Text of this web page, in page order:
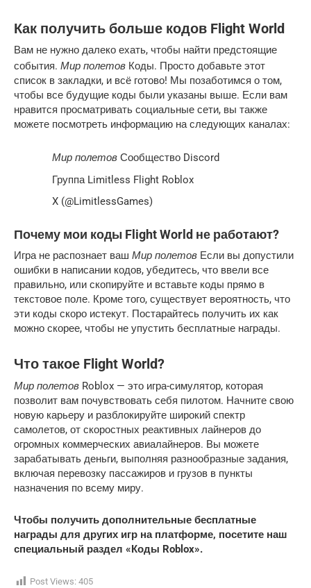
Как получить больше кодов Flight World
Вам не нужно далеко ехать, чтобы найти предстоящие
события. Мир полетов Коды. Просто добавьте этот
список в закладки, и всё готово! Мы позаботимся о том,
чтобы все будущие коды были указаны выше. Если вам
нравится просматривать социальные сети, вы также
можете посмотреть информацию на следующих каналах:
Мир полетов Сообщество Discord
Группа Limitless Flight Roblox
X (@LimitlessGames)
Почему мои коды Flight World не работают?
Игра не распознает ваш Мир полетов Если вы допустили
ошибки в написании кодов, убедитесь, что ввели все
правильно, или скопируйте и вставьте коды прямо в
текстовое поле. Кроме того, существует вероятность, что
эти коды скоро истекут. Постарайтесь получить их как
можно скорее, чтобы не упустить бесплатные награды.
Что такое Flight World?
Мир полетов Roblox — это игра-симулятор, которая
позволит вам почувствовать себя пилотом. Начните свою
новую карьеру и разблокируйте широкий спектр
самолетов, от скоростных реактивных лайнеров до
огромных коммерческих авиалайнеров. Вы можете
зарабатывать деньги, выполняя разнообразные задания,
включая перевозку пассажиров и грузов в пункты
назначения по всему миру.
Чтобы получить дополнительные бесплатные
награды для других игр на платформе, посетите наш
специальный раздел «Коды Roblox».
Post Views: 405